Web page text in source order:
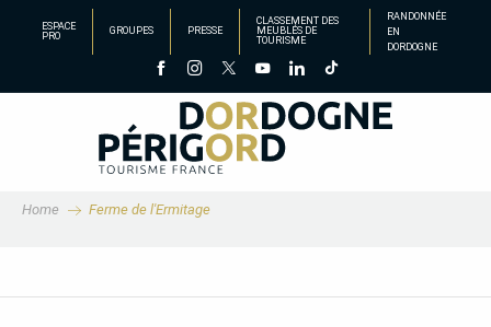
principal
ESPACE
PRO
GROUPES PRESSE
CLASSEMENT DES
MEUBLÉS DE
TOURISME
RANDONNÉE
EN
DORDOGNE
Home Ferme de l'Ermitage